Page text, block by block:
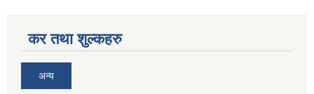
कर तथा शुल्कहरु
अन्य